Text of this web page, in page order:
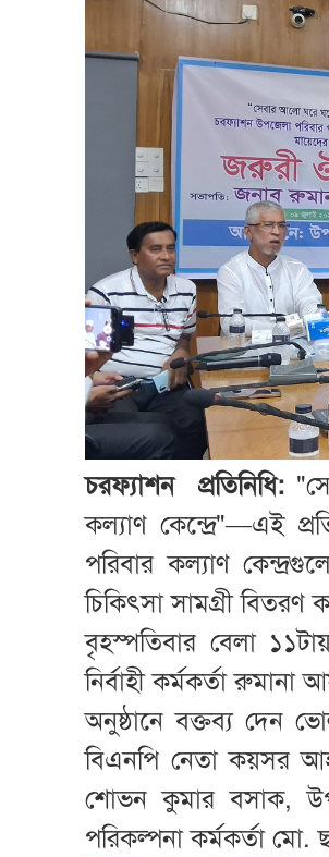
চরফ্যাশন প্রতিনিধি:
কল্যাণ কেন্দ্রে"—এই
পরিবার কল্যাণ
চিকিৎসা সামগ্রী বিতরণ
বৃহস্পতিবার বেলা
নির্বাহী কর্মকর্তা
অনুষ্ঠানে বক্তব্য দেন
বিএনপি নেতা কয়সর
শোভন কুমার বসাক,
পরিকল্পনা কর্মকর্তা